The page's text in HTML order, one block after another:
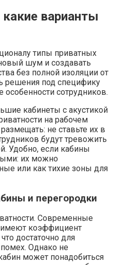
варианты
типы приватных
шум и создавать
без полной изоляции от
решения под специфику
особенности сотрудников.
кабинеты с акустикой
на рабочем
не ставьте их в
будут тревожить
Удобно, если кабины
их можно
или как тихие зоны для
и перегородки
Современные
имеют коэффициент
достаточно для
Однако не
может понадобиться